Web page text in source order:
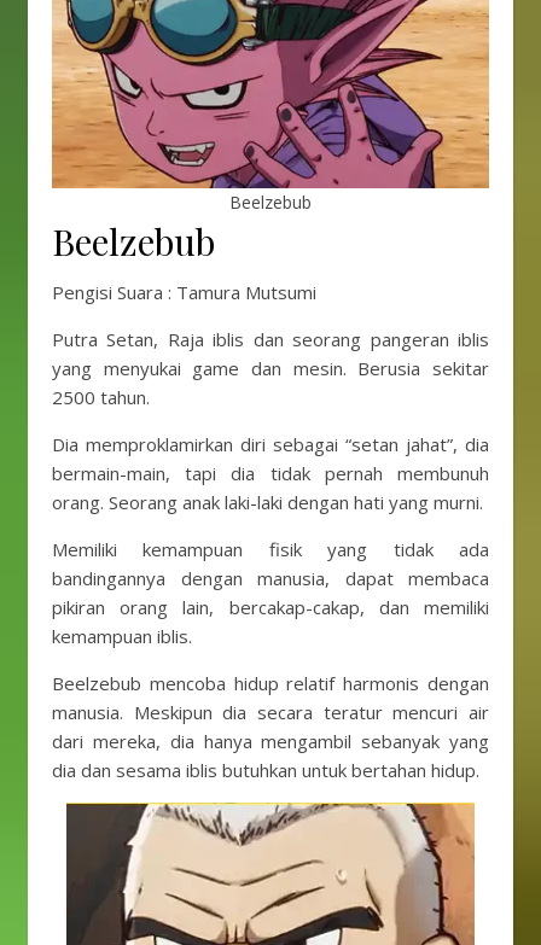
Beelzebub
Beelzebub
Pengisi Suara : Tamura Mutsumi
Putra Setan, Raja iblis dan seorang pangeran iblis
yang menyukai game dan mesin. Berusia sekitar
2500 tahun.
Dia memproklamirkan diri sebagai “setan jahat”, dia
bermain-main, tapi dia tidak pernah membunuh
orang. Seorang anak laki-laki dengan hati yang murni.
Memiliki kemampuan fisik yang tidak ada
bandingannya dengan manusia, dapat membaca
pikiran orang lain, bercakap-cakap, dan memiliki
kemampuan iblis.
Beelzebub mencoba hidup relatif harmonis dengan
manusia. Meskipun dia secara teratur mencuri air
dari mereka, dia hanya mengambil sebanyak yang
dia dan sesama iblis butuhkan untuk bertahan hidup.